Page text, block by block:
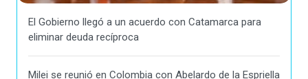
El Gobierno llegó a un acuerdo con Catamarca para
eliminar deuda recíproca
Milei se reunió en Colombia con Abelardo de la Espriella